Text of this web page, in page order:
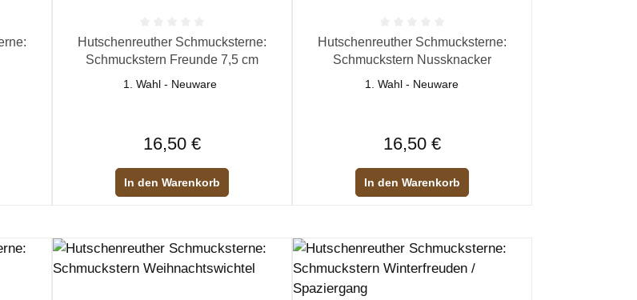
0 von 5 SternenDurchschnittliche Bewertung von 0 von 5 Sternen
Hutschenreuther Schmucksterne:
Schmuckstern Freunde 7,5 cm
1. Wahl - Neuware
16,50 €
In den Warenkorb
Durchschnittliche Bewertung von 0 von 5 Sternen
Hutschenreuther Schmucksterne:
Schmuckstern Nussknacker
1. Wahl - Neuware
16,50 €
In den Warenkorb